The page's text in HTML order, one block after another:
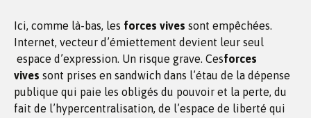
Ici, comme là-bas, les forces vives sont empêchées.
Internet, vecteur d’émiettement devient leur seul
espace d’expression. Un risque grave. Cesforces
vives sont prises en sandwich dans l’étau de la dépense
publique qui paie les obligés du pouvoir et la perte, du
fait de l’hypercentralisation, de l’espace de liberté qui